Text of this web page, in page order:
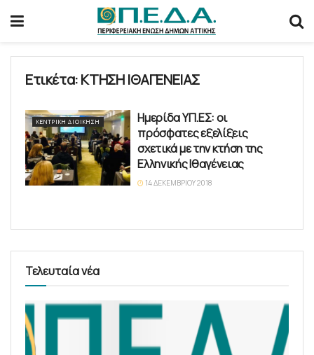
Ετικέτα:ΚΤΗΣΗ ΙΘΑΓΕΝΕΙΑΣ
ΚΕΝΤΡΙΚΉ ΔΙΟΊΚΗΣΗ
Ημερίδα ΥΠ.ΕΣ: οι
πρόσφατες εξελίξεις
σχετικά με την κτήση της
Ελληνικής Ιθαγένειας
14 ΔΕΚΕΜΒΡΊΟΥ 2018
Τελευταία νέα